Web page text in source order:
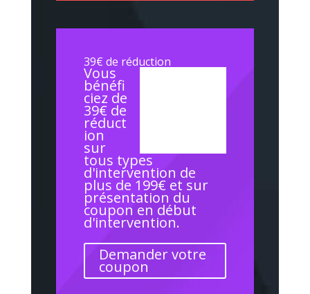
39€ de réduction
Vous
bénéfi
ciez de
39€ de
réduct
ion
sur
tous types
d'intervention de
plus de 199€ et sur
présentation du
coupon en début
d'intervention.
Demander votre
coupon